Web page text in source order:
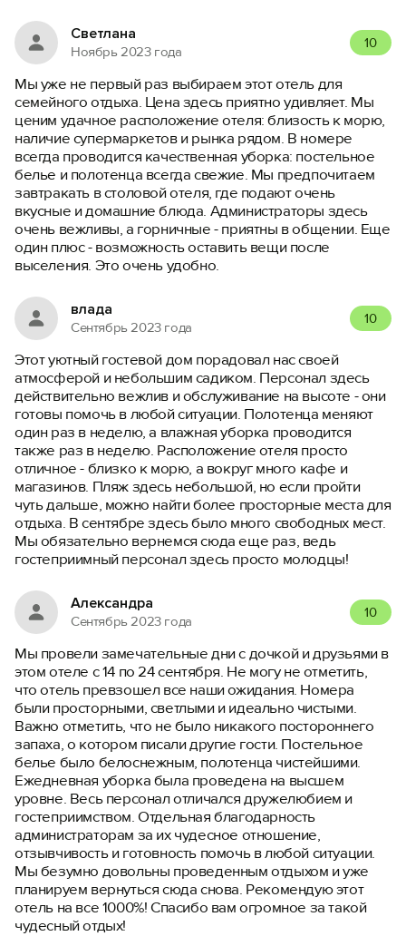
Светлана
Ноябрь 2023 года
10
Мы уже не первый раз выбираем этот отель для
семейного отдыха. Цена здесь приятно удивляет. Мы
ценим удачное расположение отеля: близость к морю,
наличие супермаркетов и рынка рядом. В номере
всегда проводится качественная уборка: постельное
белье и полотенца всегда свежие. Мы предпочитаем
завтракать в столовой отеля, где подают очень
вкусные и домашние блюда. Администраторы здесь
очень вежливы, а горничные - приятны в общении. Еще
один плюс - возможность оставить вещи после
выселения. Это очень удобно.
влада
Сентябрь 2023 года
10
Этот уютный гостевой дом порадовал нас своей
атмосферой и небольшим садиком. Персонал здесь
действительно вежлив и обслуживание на высоте - они
готовы помочь в любой ситуации. Полотенца меняют
один раз в неделю, а влажная уборка проводится
также раз в неделю. Расположение отеля просто
отличное - близко к морю, а вокруг много кафе и
магазинов. Пляж здесь небольшой, но если пройти
чуть дальше, можно найти более просторные места для
отдыха. В сентябре здесь было много свободных мест.
Мы обязательно вернемся сюда еще раз, ведь
гостеприимный персонал здесь просто молодцы!
Александра
Сентябрь 2023 года
10
Мы провели замечательные дни с дочкой и друзьями в
этом отеле с 14 по 24 сентября. Не могу не отметить,
что отель превзошел все наши ожидания. Номера
были просторными, светлыми и идеально чистыми.
Важно отметить, что не было никакого постороннего
запаха, о котором писали другие гости. Постельное
белье было белоснежным, полотенца чистейшими.
Ежедневная уборка была проведена на высшем
уровне. Весь персонал отличался дружелюбием и
гостеприимством. Отдельная благодарность
администраторам за их чудесное отношение,
отзывчивость и готовность помочь в любой ситуации.
Мы безумно довольны проведенным отдыхом и уже
планируем вернуться сюда снова. Рекомендую этот
отель на все 1000%! Спасибо вам огромное за такой
чудесный отдых!